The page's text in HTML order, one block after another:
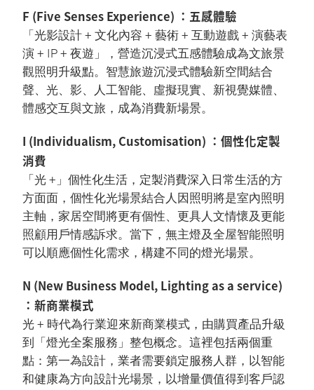
F (Five Senses Experience) ：五感體驗
「光影設計 + 文化內容 + 藝術 + 互動遊戲 + 演藝表
演 + IP + 夜遊」，營造沉浸式五感體驗成為文旅景
觀照明升級點。智慧旅遊沉浸式體驗新空間結合
聲、光、影、人工智能、虛擬現實、新視覺媒體、
體感交互與文旅，成為消費新場景。
I (Individualism, Customisation) ：個性化定製
消費
「光 +」個性化生活，定製消費深入日常生活的方
方面面，個性化光場景結合人因照明將是室內照明
主軸，家居空間將更有個性、更具人文情懷及更能
照顧用戶情感訴求。當下，無主燈及全屋智能照明
可以順應個性化需求，構建不同的燈光場景。
N (New Business Model, Lighting as a service)
：新商業模式
光 + 時代為行業迎來新商業模式，由購買產品升級
到「燈光全案服務」整包概念。這裡包括兩個重
點：第一為設計，業者需要鎖定服務人群，以智能
和健康為方向設計光場景，以增量價值得到客戶認